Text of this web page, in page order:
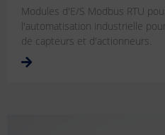
Modules d'E/S Modbus RTU
l'automatisation industrielle
de capteurs et d'actionneurs.